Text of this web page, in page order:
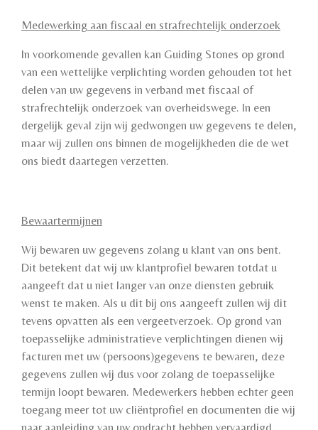
Medewerking aan fiscaal en strafrechtelijk onderzoek
In voorkomende gevallen kan Guiding Stones op grond
van een wettelijke verplichting worden gehouden tot het
delen van uw gegevens in verband met fiscaal of
strafrechtelijk onderzoek van overheidswege. In een
dergelijk geval zijn wij gedwongen uw gegevens te delen,
maar wij zullen ons binnen de mogelijkheden die de wet
ons biedt daartegen verzetten.
Bewaartermijnen
Wij bewaren uw gegevens zolang u klant van ons bent.
Dit betekent dat wij uw klantprofiel bewaren totdat u
aangeeft dat u niet langer van onze diensten gebruik
wenst te maken. Als u dit bij ons aangeeft zullen wij dit
tevens opvatten als een vergeetverzoek. Op grond van
toepasselijke administratieve verplichtingen dienen wij
facturen met uw (persoons)gegevens te bewaren, deze
gegevens zullen wij dus voor zolang de toepasselijke
termijn loopt bewaren. Medewerkers hebben echter geen
toegang meer tot uw cliëntprofiel en documenten die wij